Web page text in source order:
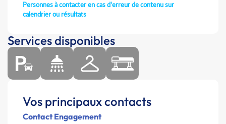
Personnes à contacter en cas d'erreur de contenu sur
calendrier ou résultats
Services disponibles
Vos principaux contacts
Contact Engagement